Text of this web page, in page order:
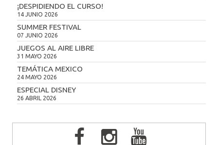
¡DESPIDIENDO EL CURSO!
14 JUNIO 2026
SUMMER FESTIVAL
07 JUNIO 2026
JUEGOS AL AIRE LIBRE
31 MAYO 2026
TEMÁTICA MEXICO
24 MAYO 2026
ESPECIAL DISNEY
26 ABRIL 2026